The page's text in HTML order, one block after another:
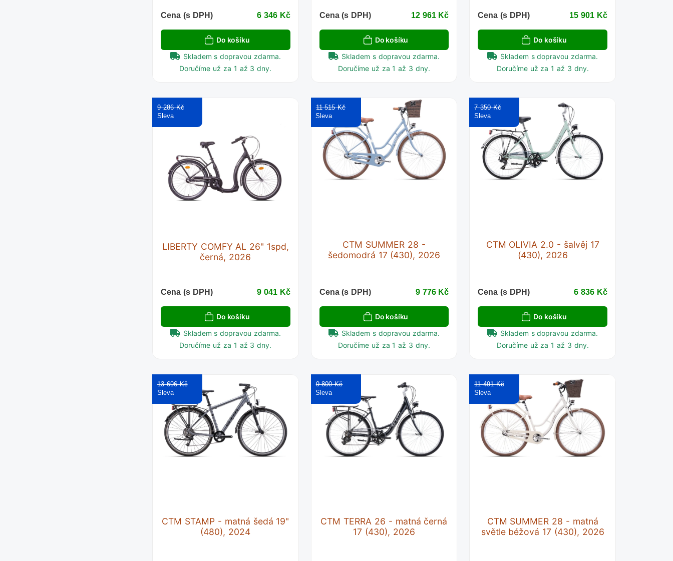
Cena (s DPH) 6 346 Kč
Do košíku
Skladem s dopravou zdarma.
Doručíme už za 1 až 3 dny.
Cena (s DPH) 12 961 Kč
Do košíku
Skladem s dopravou zdarma.
Doručíme už za 1 až 3 dny.
Cena (s DPH) 15 901 Kč
Do košíku
Skladem s dopravou zdarma.
Doručíme už za 1 až 3 dny.
LIBERTY COMFY AL 26" 1spd,
černá, 2026
9 286 Kč
Cena (s DPH) 9 041 Kč
Do košíku
Skladem s dopravou zdarma.
Doručíme už za 1 až 3 dny.
CTM SUMMER 28 -
šedomodrá 17 (430), 2026
11 515 Kč
Cena (s DPH) 9 776 Kč
Do košíku
Skladem s dopravou zdarma.
Doručíme už za 1 až 3 dny.
CTM OLIVIA 2.0 - šalvěj 17
(430), 2026
7 350 Kč
Cena (s DPH) 6 836 Kč
Do košíku
Skladem s dopravou zdarma.
Doručíme už za 1 až 3 dny.
CTM STAMP - matná šedá 19"
(480), 2024
13 696 Kč
CTM TERRA 26 - matná černá
17 (430), 2026
9 800 Kč
CTM SUMMER 28 - matná
světle béžová 17 (430), 2026
11 491 Kč